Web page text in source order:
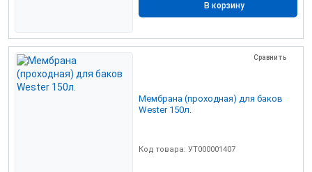
В корзину
Сравнить
Мембрана (проходная) для баков
Wester 150л.
Код товара: УТ000001407